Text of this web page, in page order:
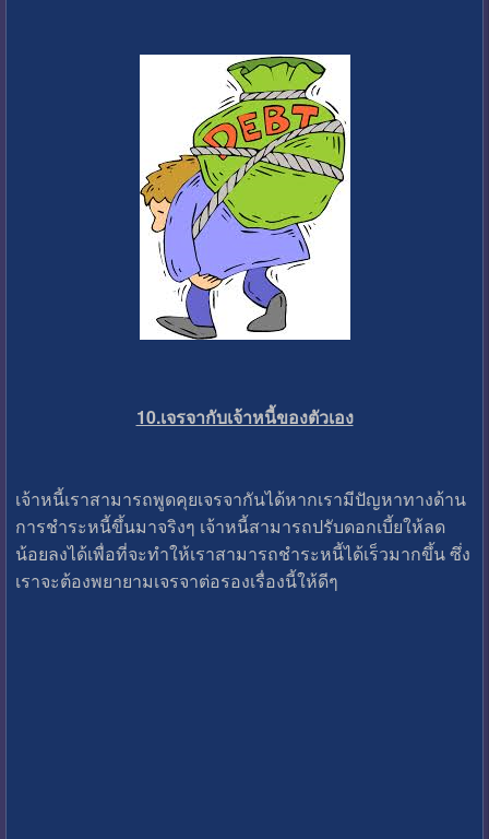
10.เจรจากับเจ้าหนี้ของตัวเอง
เจ้าหนี้เราสามารถพูดคุยเจรจากันได้หากเรามีปัญหาทางด้าน
การชำระหนี้ขึ้นมาจริงๆ เจ้าหนี้สามารถปรับดอกเบี้ยให้ลด
น้อยลงได้เพื่อที่จะทำให้เราสามารถชำระหนี้ได้เร็วมากขึ้น ซึ่ง
เราจะต้องพยายามเจรจาต่อรองเรื่องนี้ให้ดีๆ